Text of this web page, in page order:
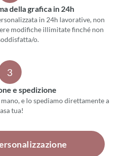
della grafica in 24h
in 24h lavorative, non
modifiche illimitate finché non
o.
3
e spedizione
e lo spediamo direttamente a
tua!